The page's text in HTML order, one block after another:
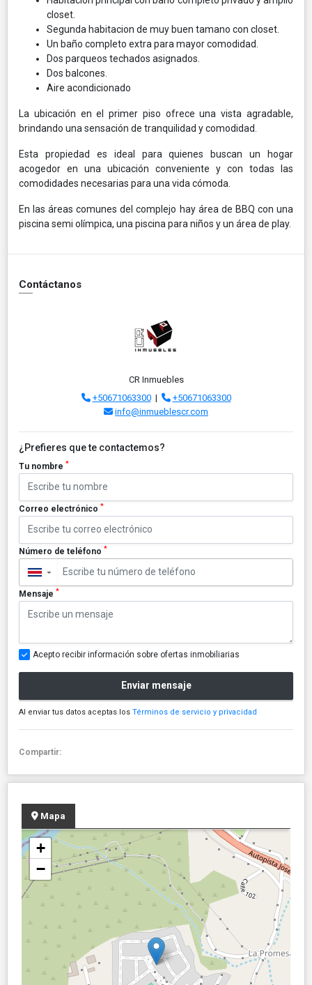
closet.
Segunda habitacion de muy buen tamano con closet.
Un baño completo extra para mayor comodidad.
Dos parqueos techados asignados.
Dos balcones.
Aire acondicionado
La ubicación en el primer piso ofrece una vista agradable,
brindando una sensación de tranquilidad y comodidad.
Esta propiedad es ideal para quienes buscan un hogar
acogedor en una ubicación conveniente y con todas las
comodidades necesarias para una vida cómoda.
En las áreas comunes del complejo hay área de BBQ con una
piscina semi olímpica, una piscina para niños y un área de play.
Contáctanos
CR Inmuebles
+50671063300|
+50671063300
info@inmueblescr.com
¿Prefieres que te contactemos?
Tu nombre *
Correo electrónico *
Número de teléfono *
▼
Mensaje *
Acepto recibir información sobre ofertas inmobiliarias
Enviar mensaje
Al enviar tus datos aceptas los Términos de servicio y privacidad
Compartir:
Mapa
+
−